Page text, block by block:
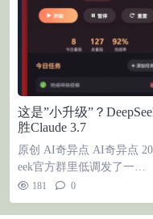
这是”小升级”？
胜Claude 3.7
原创 AI奇异点 AI奇异点
eek官方群里低调发了一…
181 0